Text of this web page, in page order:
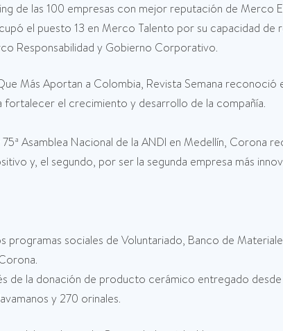
de las 100 empresas con mejor reputación de Merco
el puesto 13 en Merco Talento por su capacidad
Responsabilidad y Gobierno Corporativo.
Más Aportan a Colombia, Revista Semana reconoció
el crecimiento y desarrollo de la compañía.
Asamblea Nacional de la ANDI en Medellín, Corona
y, el segundo, por ser la segunda empresa más
programas sociales de Voluntariado, Banco de
de la donación de producto cerámico entregado
y 270 orinales.